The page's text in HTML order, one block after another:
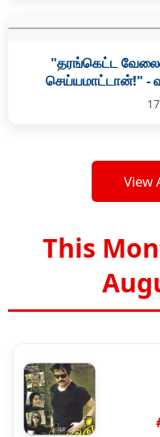
"தரங்கெட்ட
செய்யமாட்டான்!" -
View
This